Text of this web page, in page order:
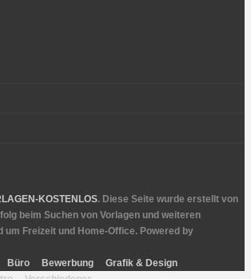
KOSTENLOS. Diese Seite wurde erstellt von
beim Suchen von Vorlagen und weiteren
um Freizeit und Home-Office. Powered by
Büro Bewerbung
Grafik & Design